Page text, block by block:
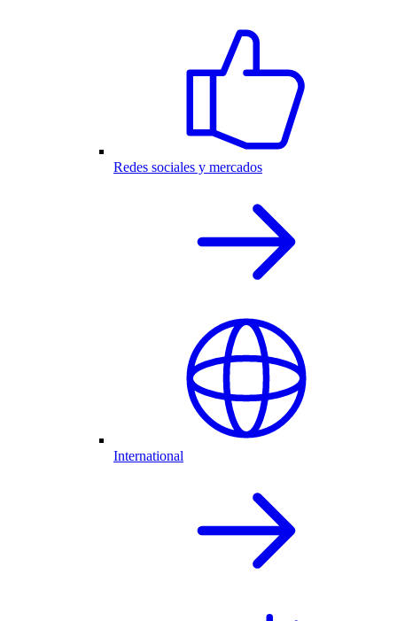
Redes sociales y mercados
International